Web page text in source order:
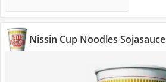
Nissin Cup Noodles Sojasauce